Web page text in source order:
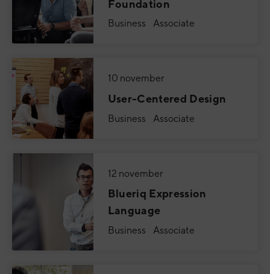
Foundation
Business Associate
10 november
User-Centered Design
Business Associate
12 november
Blueriq Expression
Language
Business Associate